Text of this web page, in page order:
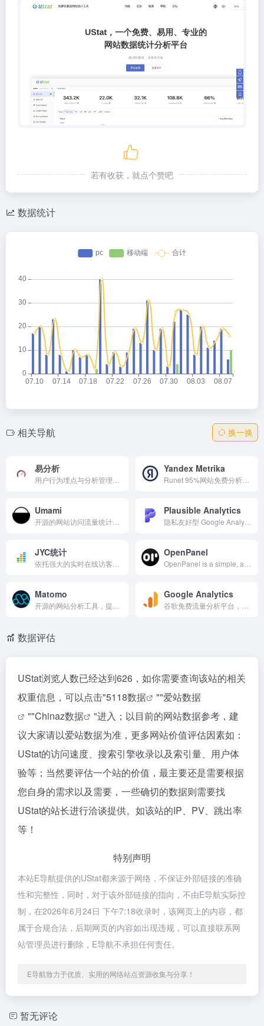
若有收获，就点个赞吧
数据统计
相关导航 换一换
易分析 Yandex Metrika
Umami Plausible Analytics
JYC统计 OpenPanel
Matomo Google Analytics
数据评估
UStat浏览人数已经达到626，如你需要查询该站的相关
权重信息，可以点击"5118数据 ""爱站数据
""Chinaz数据
"进入；以目前的网站数据参考，建
议大家请以爱站数据为准，更多网站价值评估因素如：
UStat的访问速度、搜索引擎收录以及索引量、用户体
验等；当然要评估一个站的价值，最主要还是需要根据
您自身的需求以及需要，一些确切的数据则需要找
UStat的站长进行洽谈提供。如该站的IP、PV、跳出率
等！
特别声明
本站E导航提供的UStat都来源于网络，不保证外部链接的准确
性和完整性，同时，对于该外部链接的指向，不由E导航实际控
制，在2026年6月24日 下午7:18收录时，该网页上的内容，都
属于合规合法，后期网页的内容如出现违规，可以直接联系网
站管理员进行删除，E导航不承担任何责任。
E导航致力于优质、实用的网络站点资源收集与分享！
暂无评论